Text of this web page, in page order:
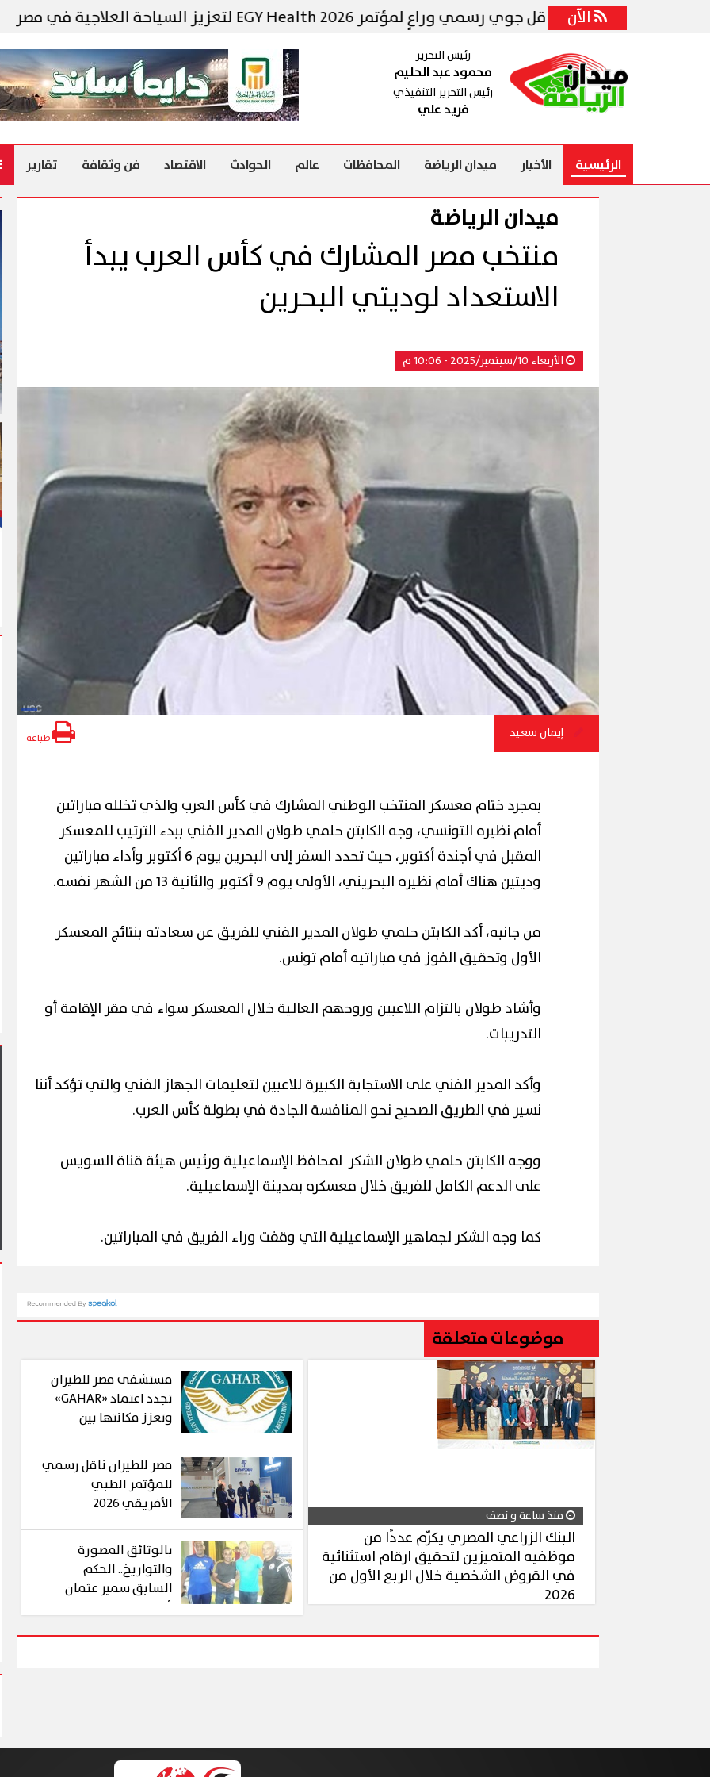
الآن
إير كايرو ناقل جوي رسمي وراعٍ لمؤتمر EGY Health 2026 لتعزيز السياحة العلاجية في مصر
رئيس التحرير
محمود عبد الحليم
رئيس التحرير التنفيذي
فريد علي
الرئيسية الأخبار ميدان الرياضة المحافظات عالم الحوادث الاقتصاد فن وثقافة تقارير
ميدان الرياضة
منتخب مصر المشارك في كأس العرب يبدأ
الاستعداد لوديتي البحرين
الأربعاء 10/سبتمبر/2025 - 10:06 م
إيمان سعيد طباعة
بمجرد ختام معسكر المنتخب الوطني المشارك في كأس العرب والذي تخلله مباراتين
أمام نظيره التونسي، وجه الكابتن حلمي طولان المدير الفني ببدء الترتيب للمعسكر
المقبل في أجندة أكتوبر، حيث تحدد السفر إلى البحرين يوم 6 أكتوبر وأداء مباراتين
وديتين هناك أمام نظيره البحريني، الأولى يوم 9 أكتوبر والثانية 13 من الشهر نفسه.
من جانبه، أكد الكابتن حلمي طولان المدير الفني للفريق عن سعادته بنتائج المعسكر
الأول وتحقيق الفوز في مباراتيه أمام تونس.
وأشاد طولان بالتزام اللاعبين وروحهم العالية خلال المعسكر سواء في مقر الإقامة أو
التدريبات.
وأكد المدير الفني على الاستجابة الكبيرة للاعبين لتعليمات الجهاز الفني والتي تؤكد أننا
نسير في الطريق الصحيح نحو المنافسة الجادة في بطولة كأس العرب.
ووجه الكابتن حلمي طولان الشكر لمحافظ الإسماعيلية ورئيس هيئة قناة السويس
على الدعم الكامل للفريق خلال معسكره بمدينة الإسماعيلية.
كما وجه الشكر لجماهير الإسماعيلية التي وقفت وراء الفريق في المباراتين.
موضوعات متعلقة
منذ ساعة و نصف
البنك الزراعي المصري يكرّم عددًا من
موظفيه المتميزين لتحقيق ارقام استثنائية
في القروض الشخصية خلال الربع الأول من
2026
مستشفى مصر للطيران
تجدد اعتماد «GAHAR»
وتعزز مكانتها بين
الرائدة
مصر للطيران ناقل رسمي
للمؤتمر الطبي
الأفريقي 2026
بالوثائق المصورة
والتواريخ.. الحكم
السابق سمير عثمان
يُزيف التاريخ ويمنح
إقبال كبير ينعش سياحة اليوم الواحد
محافظ القاهرة يشهد أول مشاركة
لكورال التعليم في فعاليات شارع الفن
(صور)
آلاف الزائرين يتدفقون على
وبورفؤاد في عطلة أسبوعية